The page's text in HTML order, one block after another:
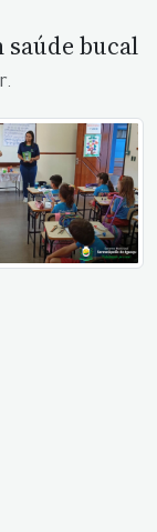
saúde bucal